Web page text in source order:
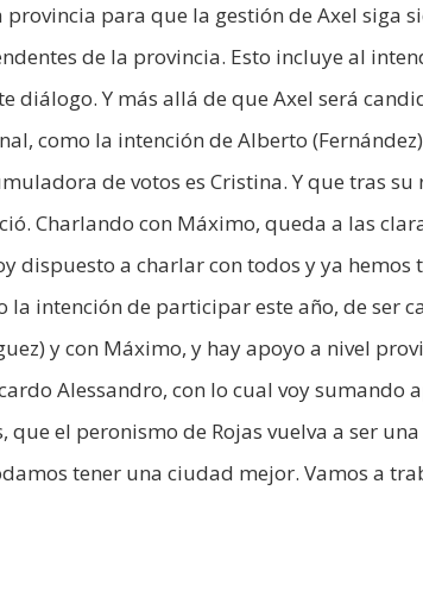
provincia para que la gestión de Axel siga
de la provincia. Esto incluye al
diálogo. Y más allá de que Axel será
como la intención de Alberto
de votos es Cristina. Y que tras
Charlando con Máximo, queda a las
dispuesto a charlar con todos y ya hemos
la intención de participar este año, de ser
y con Máximo, y hay apoyo a nivel
Alessandro, con lo cual voy sumando
el peronismo de Rojas vuelva a ser una
tener una ciudad mejor. Vamos a